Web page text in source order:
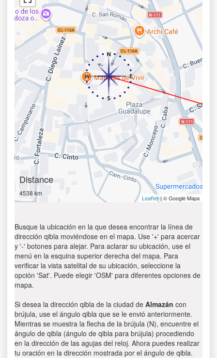
Distance
4538 km
Leaflet| © Google Maps
Busque la ubicación en la que desea encontrar la línea de
dirección qibla moviéndose en el mapa. Use '+' para acercar
y '-' botones para alejar. Para aclarar su ubicación, use el
menú en la esquina superior derecha del mapa. Para
verificar la vista satelital de su ubicación, seleccione la
opción 'Sat'. Puede elegir 'OSM' para diferentes opciones de
mapa.
Si desea la dirección qibla de la ciudad de Almazán con
brújula, use el ángulo qibla que se le envió anteriormente.
Mientras se muestra la flecha de la brújula (N), encuentre el
ángulo de qibla (ángulo de qibla para brújula) procediendo
en la dirección de las agujas del reloj. Ahora puedes realizar
tu oración en la dirección mostrada por el ángulo de qibla.